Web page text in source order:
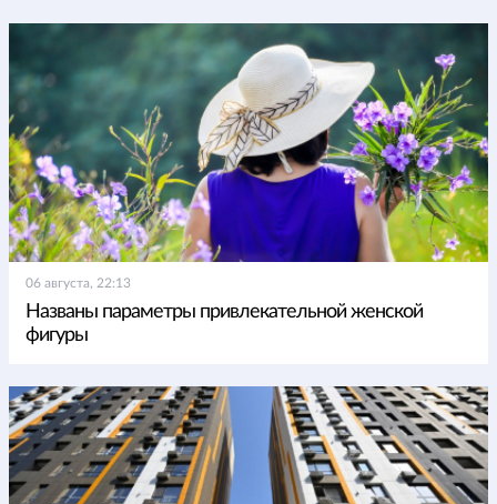
06 августа, 22:13
Названы параметры привлекательной женской
фигуры